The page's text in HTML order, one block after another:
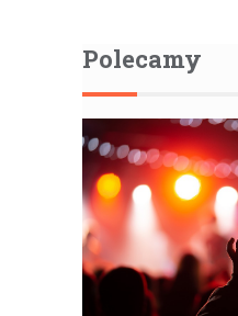
Polecamy